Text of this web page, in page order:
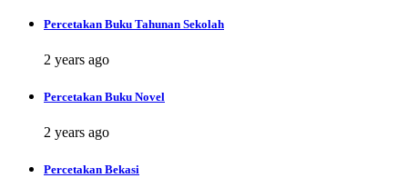
Percetakan Buku Tahunan Sekolah
2 years ago
Percetakan Buku Novel
2 years ago
Percetakan Bekasi